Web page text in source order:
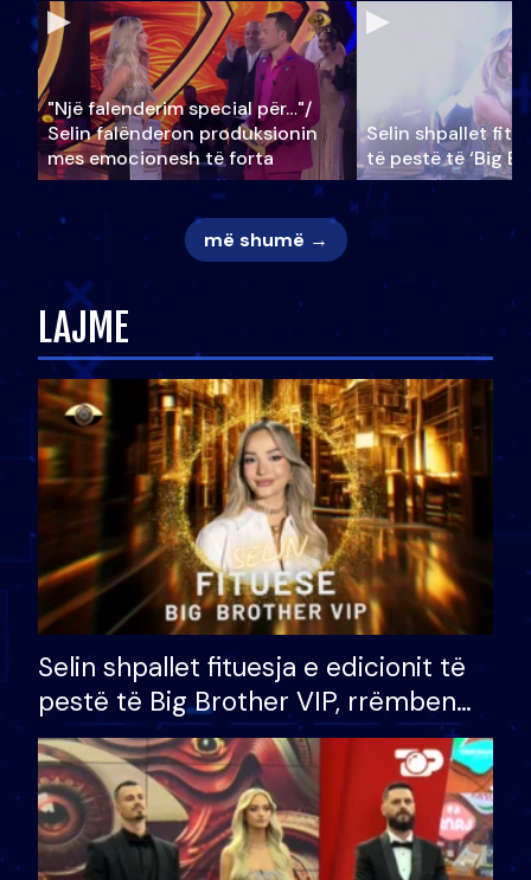
"Një falenderim special për…"/
Selin falënderon produksionin
mes emocionesh të forta
Selin shpallet
të pestë të ‘Big
më shumë →
LAJME
Selin shpallet fituesja e edicionit të
pestë të Big Brother VIP, rrëmben
çmimin e madh prej 100 mijë eurosh